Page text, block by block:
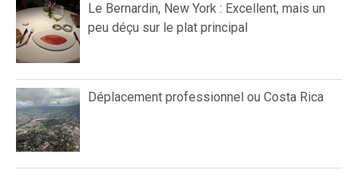
Le Bernardin, New York : Excellent, mais un
peu déçu sur le plat principal
Déplacement professionnel ou Costa Rica